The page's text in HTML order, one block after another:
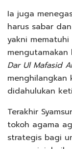
Ia juga
harus sabar
yakni
Dar Ul Mafasid
menghilangkan
didahulukan
Terakhir
tokoh agama
strategis bagi